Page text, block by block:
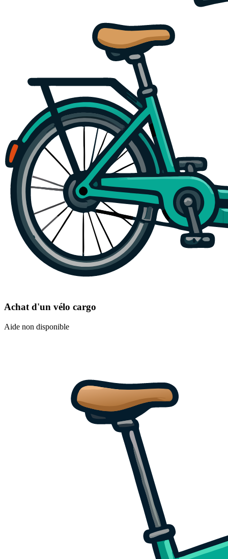
Achat d'un vélo cargo
Aide non disponible